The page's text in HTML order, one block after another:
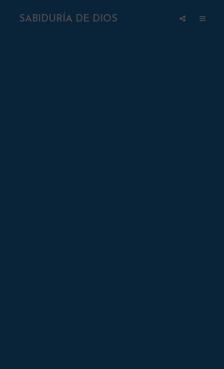
SABIDURÍA DE DIOS